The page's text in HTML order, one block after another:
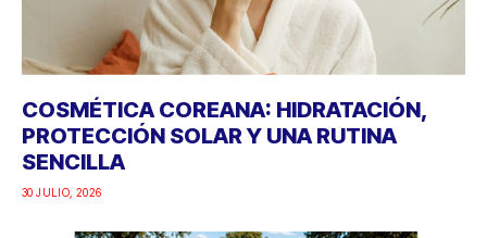
COSMÉTICA COREANA: HIDRATACIÓN,
PROTECCIÓN SOLAR Y UNA RUTINA
SENCILLA
30 JULIO, 2026